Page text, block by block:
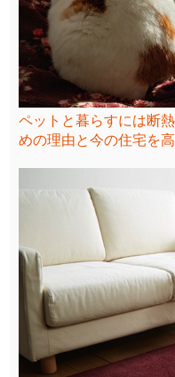
ペットと暮らすには断
めの理由と今の住宅を